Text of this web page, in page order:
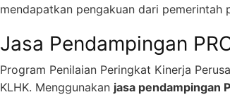
mendapatkan pengakuan dari pemerintah
Jasa Pendampingan
Program Penilaian Peringkat Kinerja
KLHK. Menggunakan jasa pendampingan